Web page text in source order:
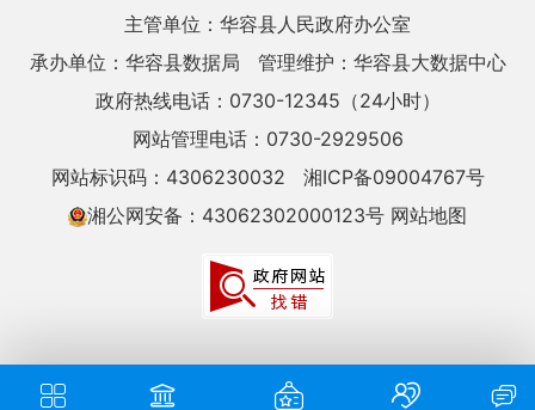
主管单位：华容县人民政府办公室
承办单位：华容县数据局
管理维护：华容县大数据中心
政府热线电话：0730-12345（24小时）
网站管理电话：0730-2929506
网站标识码：4306230032
湘ICP备09004767号
湘公网安备：43062302000123号 网站地图